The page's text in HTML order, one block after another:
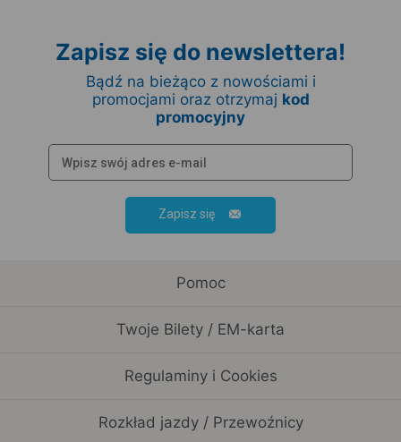
Zapisz się do newslettera!
Bądź na bieżąco z nowościami i
promocjami oraz otrzymaj kod
promocyjny
Zapisz się
Pomoc
Twoje Bilety / EM-karta
Regulaminy i Cookies
Rozkład jazdy / Przewoźnicy